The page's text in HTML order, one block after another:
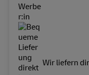
Wir liefern